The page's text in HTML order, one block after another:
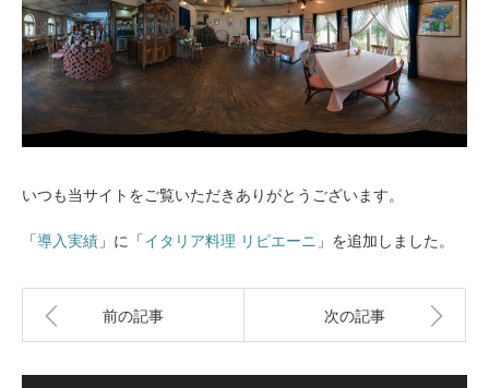
いつも当サイトをご覧いただきありがとうございます。
「導入実績 」に「イタリア料理 リピエーニ 」を追加しました。
前の記事 次の記事